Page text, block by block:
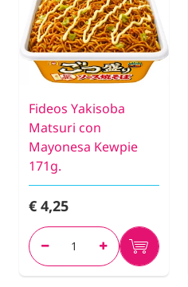
Fideos Yakisoba
Matsuri con
Mayonesa Kewpie
171g.
€ 4,25